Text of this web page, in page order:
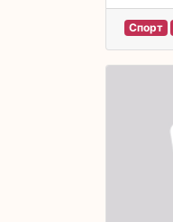
Спорт